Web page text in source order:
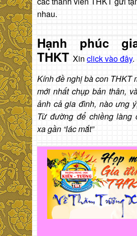
nhau.
Hạnh phúc
THKT Xin click vào đây.
Kính đề nghị bà con THKT
mới nhất chụp bản thân,
ảnh cả gia đình, nào ưng
Từ đường để chiềng làng
xa gần “lác mắt”